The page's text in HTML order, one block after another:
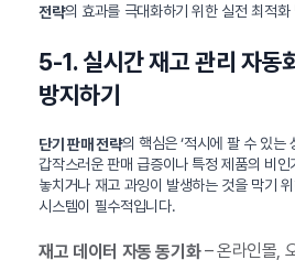
전략의 효과를 극대화하기 위한 실전 최적화
5-1. 실시간 재고 관리 자동
방지하기
단기 판매 전략의 핵심은 ‘적시에 팔 수 있는
갑작스러운 판매 급증이나 특정 제품의 비
놓치거나 재고 과잉이 발생하는 것을 막기
시스템이 필수적입니다.
재고 데이터 자동 동기화– 온라인몰,